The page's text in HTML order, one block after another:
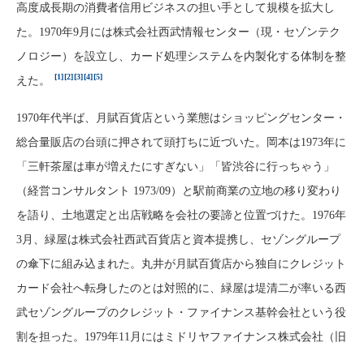
高度成長期の消費者信用ビジネスの担い手として規模を拡大し
た。1970年9月には株式会社西武情報センター（現・セゾンテク
ノロジー）を設立し、カード処理システムを内製化する体制を整
えた。
[1][2][3][4][5]
1970年代半ば、月賦百貨店という業態はショッピングセンター・
総合量販店の台頭に押されて頭打ちに近づいた。岡本は1973年に
「三軒茶屋は車が増えたにすぎない」「皆渋谷に行っちゃう」
（経営コンサルタント 1973/09）と駅前商業の立地の移り変わり
を語り、土地選定と出店戦略を会社の要諦と位置づけた。1976年
3月、緑屋は株式会社西武百貨店と資本提携し、セゾングループ
の傘下に組み込まれた。丸井が月賦百貨店から独自にクレジット
カード会社へ転身したのとは対照的に、緑屋は堤清二が率いる西
武セゾングループのクレジット・ファイナンス基幹会社という役
割を担った。1979年11月にはミドリヤファイナンス株式会社（旧